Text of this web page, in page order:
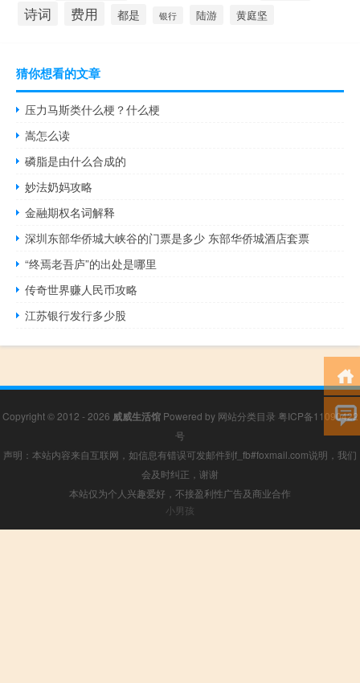
诗词 费用 都是 银行 陆游 黄庭坚
猜你想看的文章
压力马斯类什么梗？什么梗
嵩怎么读
磷脂是由什么合成的
妙法奶妈攻略
金融期权名词解释
深圳东部华侨城大峡谷的门票是多少 东部华侨城酒店套票
“终焉老吾庐”的出处是哪里
传奇世界赚人民币攻略
江苏银行发行多少股
Copyright © 2012 - 2026 威威生活馆Powered by 网站分类目录 粤ICP备11090422
号
声明：本站内容来自互联网，如信息有错误可发邮件到f_fb#foxmail.com说明，我们
会及时纠正，谢谢
本站仅为个人兴趣爱好，不接盈利性广告及商业合作
小男孩